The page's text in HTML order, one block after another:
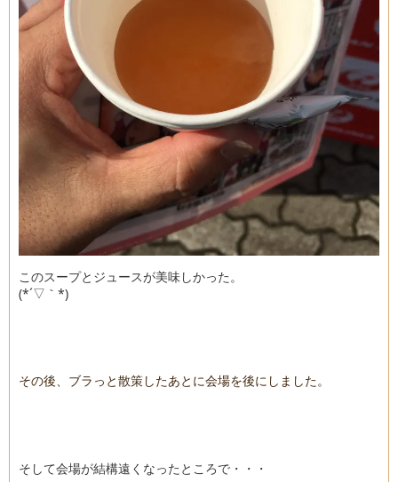
このスープとジュースが美味しかった。
(*´▽｀*)
その後、ブラっと散策したあとに会場を後にしました。
そして会場が結構遠くなったところで・・・